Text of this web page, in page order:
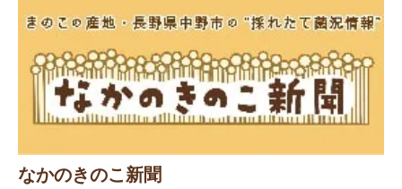
なかのきのこ新聞